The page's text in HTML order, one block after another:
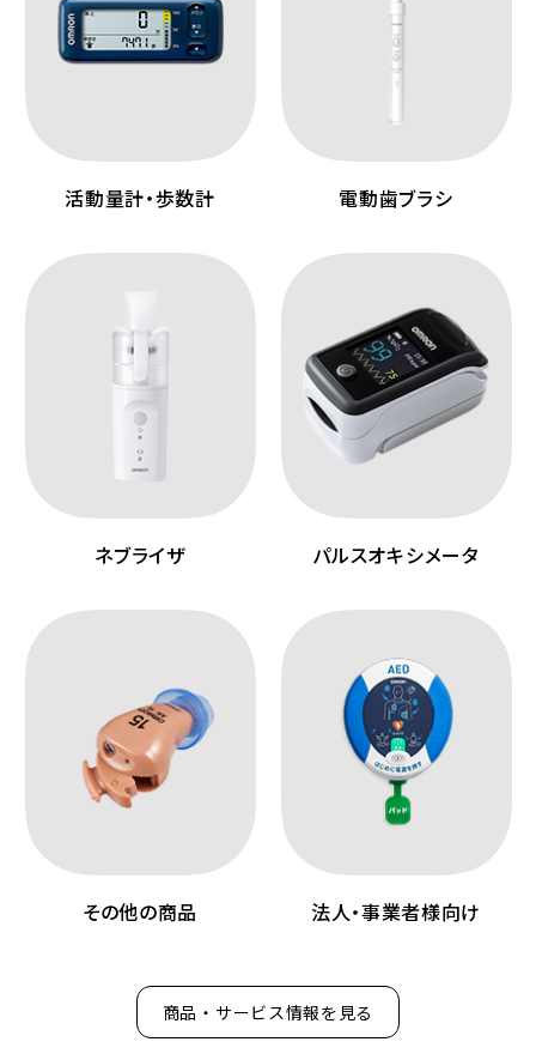
活動量計・歩数計 電動歯ブラシ
ネブライザ パルスオキシメータ
その他の商品 法人・事業者様向け
商品・サービス情報を見る